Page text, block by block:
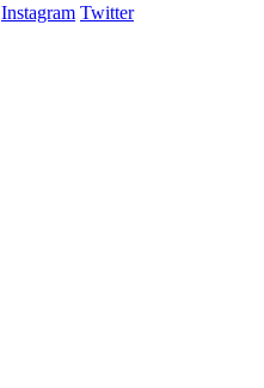
Instagram Twitter